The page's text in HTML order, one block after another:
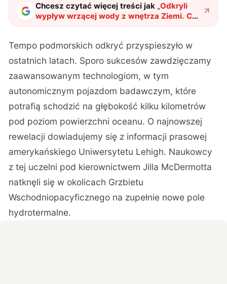
Chcesz czytać więcej treści jak „Odkryli
wypływ wrzącej wody z wnętrza Ziemi. Czy
patrzymy na nowe źródło energii?"?
Tempo podmorskich odkryć przyspieszyło w
ostatnich latach. Sporo sukcesów zawdzięczamy
zaawansowanym technologiom, w tym
autonomicznym pojazdom badawczym, które
potrafią schodzić na głębokość kilku kilometrów
pod poziom powierzchni oceanu. O najnowszej
rewelacji dowiadujemy się z informacji prasowej
amerykańskiego Uniwersytetu Lehigh. Naukowcy
z tej uczelni pod kierownictwem Jilla McDermotta
natknęli się w okolicach Grzbietu
Wschodniopacyficznego na zupełnie nowe pole
hydrotermalne.